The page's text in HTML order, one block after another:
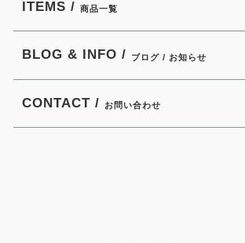
ITEMS / 商品一覧
BLOG & INFO / ブログ / お知らせ
CONTACT / お問い合わせ